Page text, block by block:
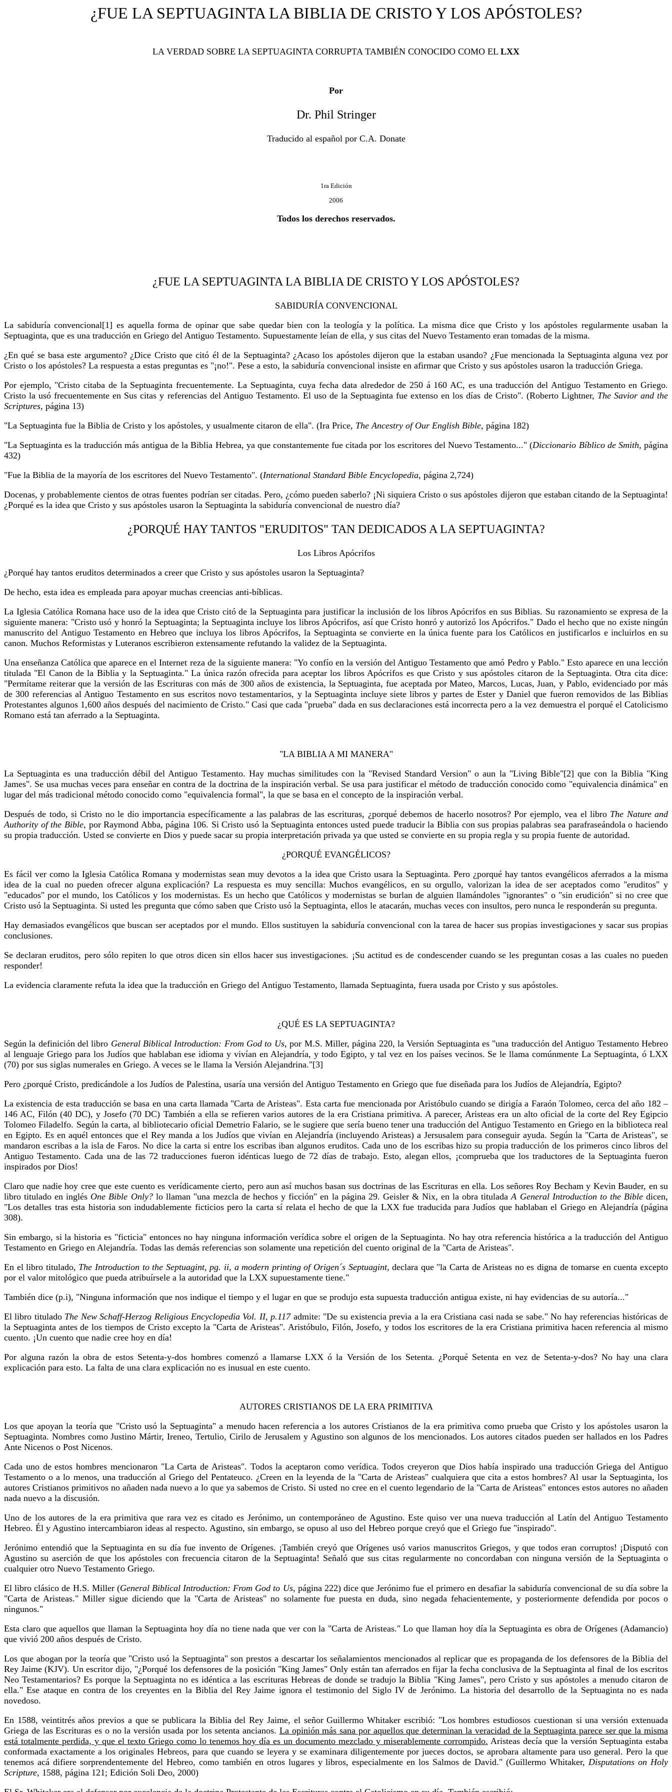
¿FUE LA SEPTUAGINTA LA BIBLIA DE CRISTO Y LOS APÓSTOLES?
LA VERDAD SOBRE LA SEPTUAGINTA CORRUPTA TAMBIÉN CONOCIDO COMO EL LXX
Por
Dr. Phil Stringer
Traducido al español por C.A. Donate
1ra Edición
2006
Todos los derechos reservados.
¿FUE LA SEPTUAGINTA LA BIBLIA DE CRISTO Y LOS APÓSTOLES?
SABIDURÍA CONVENCIONAL
La sabiduría convencional[1] es aquella forma de opinar que sabe quedar bien con la teología y la política. La misma dice que Cristo y los apóstoles regularmente usaban la
Septuaginta, que es una traducción en Griego del Antiguo Testamento. Supuestamente leían de ella, y sus citas del Nuevo Testamento eran tomadas de la misma.
¿En qué se basa este argumento? ¿Dice Cristo que citó él de la Septuaginta? ¿Acaso los apóstoles dijeron que la estaban usando? ¿Fue mencionada la Septuaginta alguna vez por
Cristo o los apóstoles? La respuesta a estas preguntas es "¡no!". Pese a esto, la sabiduría convencional insiste en afirmar que Cristo y sus apóstoles usaron la traducción Griega.
Por ejemplo, "Cristo citaba de la Septuaginta frecuentemente. La Septuaginta, cuya fecha data alrededor de 250 á 160 AC, es una traducción del Antiguo Testamento en Griego.
Cristo la usó frecuentemente en Sus citas y referencias del Antiguo Testamento. El uso de la Septuaginta fue extenso en los días de Cristo". (Roberto Lightner, The Savior and the
Scriptures, página 13)
"La Septuaginta fue la Biblia de Cristo y los apóstoles, y usualmente citaron de ella". (Ira Price, The Ancestry of Our English Bible, página 182)
"La Septuaginta es la traducción más antigua de la Biblia Hebrea, ya que constantemente fue citada por los escritores del Nuevo Testamento..." (Diccionario Bíblico de Smith, página
432)
"Fue la Biblia de la mayoría de los escritores del Nuevo Testamento". (International Standard Bible Encyclopedia, página 2,724)
Docenas, y probablemente cientos de otras fuentes podrían ser citadas. Pero, ¿cómo pueden saberlo? ¡Ni siquiera Cristo o sus apóstoles dijeron que estaban citando de la Septuaginta!
¿Porqué es la idea que Cristo y sus apóstoles usaron la Septuaginta la sabiduría convencional de nuestro día?
¿PORQUÉ HAY TANTOS "ERUDITOS" TAN DEDICADOS A LA SEPTUAGINTA?
Los Libros Apócrifos
¿Porqué hay tantos eruditos determinados a creer que Cristo y sus apóstoles usaron la Septuaginta?
De hecho, esta idea es empleada para apoyar muchas creencias anti-bíblicas.
La Iglesia Católica Romana hace uso de la idea que Cristo citó de la Septuaginta para justificar la inclusión de los libros Apócrifos en sus Biblias. Su razonamiento se expresa de la
siguiente manera: "Cristo usó y honró la Septuaginta; la Septuaginta incluye los libros Apócrifos, así que Cristo honró y autorizó los Apócrifos." Dado el hecho que no existe ningún
manuscrito del Antiguo Testamento en Hebreo que incluya los libros Apócrifos, la Septuaginta se convierte en la única fuente para los Católicos en justificarlos e incluirlos en su
canon. Muchos Reformistas y Luteranos escribieron extensamente refutando la validez de la Septuaginta.
Una enseñanza Católica que aparece en el Internet reza de la siguiente manera: "Yo confío en la versión del Antiguo Testamento que amó Pedro y Pablo." Esto aparece en una lección
titulada "El Canon de la Biblia y la Septuaginta." La única razón ofrecida para aceptar los libros Apócrifos es que Cristo y sus apóstoles citaron de la Septuaginta. Otra cita dice:
"Permítame reiterar que la versión de las Escrituras con más de 300 años de existencia, la Septuaginta, fue aceptada por Mateo, Marcos, Lucas, Juan, y Pablo, evidenciado por más
de 300 referencias al Antiguo Testamento en sus escritos novo testamentarios, y la Septuaginta incluye siete libros y partes de Ester y Daniel que fueron removidos de las Biblias
Protestantes algunos 1,600 años después del nacimiento de Cristo." Casi que cada "prueba" dada en sus declaraciones está incorrecta pero a la vez demuestra el porqué el Catolicismo
Romano está tan aferrado a la Septuaginta.
"LA BIBLIA A MI MANERA"
La Septuaginta es una traducción débil del Antiguo Testamento. Hay muchas similitudes con la "Revised Standard Version" o aun la "Living Bible"[2] que con la Biblia "King
James". Se usa muchas veces para enseñar en contra de la doctrina de la inspiración verbal. Se usa para justificar el método de traducción conocido como "equivalencia dinámica" en
lugar del más tradicional método conocido como "equivalencia formal", la que se basa en el concepto de la inspiración verbal.
Después de todo, si Cristo no le dio importancia específicamente a las palabras de las escrituras, ¿porqué debemos de hacerlo nosotros? Por ejemplo, vea el libro The Nature and
Authority of the Bible, por Raymond Abba, página 106. Si Cristo usó la Septuaginta entonces usted puede traducir la Biblia con sus propias palabras sea parafraseándola o haciendo
su propia traducción. Usted se convierte en Dios y puede sacar su propia interpretación privada ya que usted se convierte en su propia regla y su propia fuente de autoridad.
¿PORQUÉ EVANGÉLICOS?
Es fácil ver como la Iglesia Católica Romana y modernistas sean muy devotos a la idea que Cristo usara la Septuaginta. Pero ¿porqué hay tantos evangélicos aferrados a la misma
idea de la cual no pueden ofrecer alguna explicación? La respuesta es muy sencilla: Muchos evangélicos, en su orgullo, valorizan la idea de ser aceptados como "eruditos" y
"educados" por el mundo, los Católicos y los modernistas. Es un hecho que Católicos y modernistas se burlan de alguien llamándoles "ignorantes" o "sin erudición" si no cree que
Cristo usó la Septuaginta. Si usted les pregunta que cómo saben que Cristo usó la Septuaginta, ellos le atacarán, muchas veces con insultos, pero nunca le responderán su pregunta.
Hay demasiados evangélicos que buscan ser aceptados por el mundo. Ellos sustituyen la sabiduría convencional con la tarea de hacer sus propias investigaciones y sacar sus propias
conclusiones.
Se declaran eruditos, pero sólo repiten lo que otros dicen sin ellos hacer sus investigaciones. ¡Su actitud es de condescender cuando se les preguntan cosas a las cuales no pueden
responder!
La evidencia claramente refuta la idea que la traducción en Griego del Antiguo Testamento, llamada Septuaginta, fuera usada por Cristo y sus apóstoles.
¿QUÉ ES LA SEPTUAGINTA?
Según la definición del libro General Biblical Introduction: From God to Us, por M.S. Miller, página 220, la Versión Septuaginta es "una traducción del Antiguo Testamento Hebreo
al lenguaje Griego para los Judíos que hablaban ese idioma y vivían en Alejandría, y todo Egipto, y tal vez en los países vecinos. Se le llama comúnmente La Septuaginta, ó LXX
(70) por sus siglas numerales en Griego. A veces se le llama la Versión Alejandrina."[3]
Pero ¿porqué Cristo, predicándole a los Judíos de Palestina, usaría una versión del Antiguo Testamento en Griego que fue diseñada para los Judíos de Alejandría, Egipto?
La existencia de esta traducción se basa en una carta llamada "Carta de Aristeas". Esta carta fue mencionada por Aristóbulo cuando se dirigía a Faraón Tolomeo, cerca del año 182 –
146 AC, Filón (40 DC), y Josefo (70 DC) También a ella se refieren varios autores de la era Cristiana primitiva. A parecer, Aristeas era un alto oficial de la corte del Rey Egipcio
Tolomeo Filadelfo. Según la carta, al bibliotecario oficial Demetrio Falario, se le sugiere que sería bueno tener una traducción del Antiguo Testamento en Griego en la biblioteca real
en Egipto. Es en aquél entonces que el Rey manda a los Judíos que vivían en Alejandría (incluyendo Aristeas) a Jersusalem para conseguir ayuda. Según la "Carta de Aristeas", se
mandaron escribas a la isla de Faros. No dice la carta si entre los escribas iban algunos eruditos. Cada uno de los escribas hizo su propia traducción de los primeros cinco libros del
Antiguo Testamento. Cada una de las 72 traducciones fueron idénticas luego de 72 días de trabajo. Esto, alegan ellos, ¡comprueba que los traductores de la Septuaginta fueron
inspirados por Dios!
Claro que nadie hoy cree que este cuento es verídicamente cierto, pero aun así muchos basan sus doctrinas de las Escrituras en ella. Los señores Roy Becham y Kevin Bauder, en su
libro titulado en inglés One Bible Only?lo llaman "una mezcla de hechos y ficción" en la página 29. Geisler & Nix, en la obra tituladaA General Introduction to the Bibledicen,
"Los detalles tras esta historia son indudablemente ficticios pero la carta sí relata el hecho de que la LXX fue traducida para Judíos que hablaban el Griego en Alejandría (página
308).
Sin embargo, si la historia es "ficticia" entonces no hay ninguna información verídica sobre el origen de la Septuaginta. No hay otra referencia histórica a la traducción del Antiguo
Testamento en Griego en Alejandría. Todas las demás referencias son solamente una repetición del cuento original de la "Carta de Aristeas".
En el libro titulado, The Introduction to the Septuagint,pg. ii, a modern printing of Origen´s Septuagint, declara que "la Carta de Aristeas no es digna de tomarse en cuenta excepto
por el valor mitológico que pueda atribuírsele a la autoridad que la LXX supuestamente tiene."
También dice (p.i), "Ninguna información que nos indique el tiempo y el lugar en que se produjo esta supuesta traducción antigua existe, ni hay evidencias de su autoría..."
El libro titulado The New Schaff-Herzog Religious Encyclopedia Vol. II, p.117admite: "De su existencia previa a la era Cristiana casi nada se sabe." No hay referencias históricas de
la Septuaginta antes de los tiempos de Cristo excepto la "Carta de Aristeas". Aristóbulo, Filón, Josefo, y todos los escritores de la era Cristiana primitiva hacen referencia al mismo
cuento. ¡Un cuento que nadie cree hoy en día!
Por alguna razón la obra de estos Setenta-y-dos hombres comenzó a llamarse LXX ó la Versión de los Setenta. ¿Porqué Setenta en vez de Setenta-y-dos? No hay una clara
explicación para esto. La falta de una clara explicación no es inusual en este cuento.
AUTORES CRISTIANOS DE LA ERA PRIMITIVA
Los que apoyan la teoría que "Cristo usó la Septuaginta" a menudo hacen referencia a los autores Cristianos de la era primitiva como prueba que Cristo y los apóstoles usaron la
Septuaginta. Nombres como Justino Mártir, Ireneo, Tertulio, Cirilo de Jerusalem y Agustino son algunos de los mencionados. Los autores citados pueden ser hallados en los Padres
Ante Nicenos o Post Nicenos.
Cada uno de estos hombres mencionaron "La Carta de Aristeas". Todos la aceptaron como verídica. Todos creyeron que Dios había inspirado una traducción Griega del Antiguo
Testamento o a lo menos, una traducción al Griego del Pentateuco. ¿Creen en la leyenda de la "Carta de Aristeas" cualquiera que cita a estos hombres? Al usar la Septuaginta, los
autores Cristianos primitivos no añaden nada nuevo a lo que ya sabemos de Cristo. Si usted no cree en el cuento legendario de la "Carta de Aristeas" entonces estos autores no añaden
nada nuevo a la discusión.
Uno de los autores de la era primitiva que rara vez es citado es Jerónimo, un contemporáneo de Agustino. Este quiso ver una nueva traducción al Latín del Antiguo Testamento
Hebreo. Él y Agustino intercambiaron ideas al respecto. Agustino, sin embargo, se opuso al uso del Hebreo porque creyó que el Griego fue "inspirado".
Jerónimo entendió que la Septuaginta en su día fue invento de Orígenes. ¡También creyó que Orígenes usó varios manuscritos Griegos, y que todos eran corruptos! ¡Disputó con
Agustino su aserción de que los apóstoles con frecuencia citaron de la Septuaginta! Señaló que sus citas regularmente no concordaban con ninguna versión de la Septuaginta o
cualquier otro Nuevo Testamento Griego.
El libro clásico de H.S. Miller (General Biblical Introduction: From God to Us, página 222) dice que Jerónimo fue el primero en desafiar la sabiduría convencional de su día sobre la
"Carta de Aristeas." Miller sigue diciendo que la "Carta de Aristeas" no solamente fue puesta en duda, sino negada fehacientemente, y posteriormente defendida por pocos o
ningunos."
Esta claro que aquellos que llaman la Septuaginta hoy día no tiene nada que ver con la "Carta de Aristeas." Lo que llaman hoy día la Septuaginta es obra de Orígenes (Adamancio)
que vivió 200 años después de Cristo.
Los que abogan por la teoría que "Cristo usó la Septuaginta" son prestos a descartar los señalamientos mencionados al replicar que es propaganda de los defensores de la Biblia del
Rey Jaime (KJV). Un escritor dijo, "¿Porqué los defensores de la posición "King James" Only están tan aferrados en fijar la fecha conclusiva de la Septuaginta al final de los escritos
Neo Testamentarios? Es porque la Septuaginta no es idéntica a las escrituras Hebreas de donde se tradujo la Biblia "King James", pero Cristo y sus apóstoles a menudo citaron de
ella." Ese ataque en contra de los creyentes en la Biblia del Rey Jaime ignora el testimonio del Siglo IV de Jerónimo. La historia del desarrollo de la Septuaginta no es nada
novedoso.
En 1588, veintitrés años previos a que se publicara la Biblia del Rey Jaime, el señor Guillermo Whitaker escribió: "Los hombres estudiosos cuestionan si una versión extenuada
Griega de las Escrituras es o no la versión usada por los setenta ancianos. La opinión más sana por aquellos que determinan la veracidad de la Septuaginta parece ser que la misma
está totalmente perdida, y que el texto Griego como lo tenemos hoy día es un documento mezclado y miserablemente corrompido. Aristeas decía que la versión Septuaginta estaba
conformada exactamente a los originales Hebreos, para que cuando se leyera y se examinara diligentemente por jueces doctos, se aprobara altamente para uso general. Pero la que
tenemos acá difiere sorprendentemente del Hebreo, como también en otros lugares y libros, especialmente en los Salmos de David." (Guillermo Whitaker,Disputations on Holy
Scripture, 1588, página 121; Edición Soli Deo, 2000)